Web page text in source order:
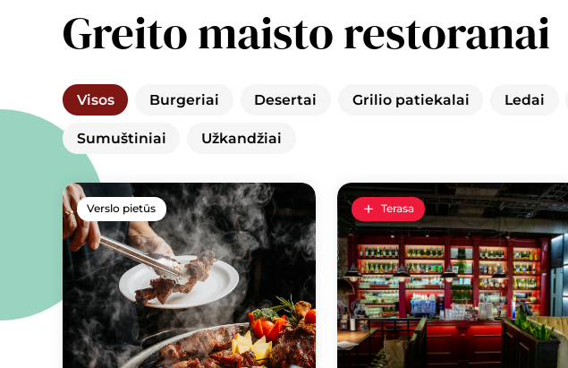
Greito maisto restoranai
Visos Burgeriai Desertai Grilio patiekalai Ledai
Sumuštiniai Užkandžiai
Verslo pietūs Terasa